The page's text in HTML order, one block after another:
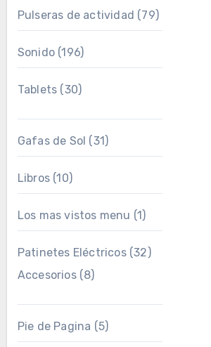
Pulseras de actividad (79)
Sonido(196)
Tablets (30)
Gafas de Sol (31)
Libros(10)
Los mas vistos menu (1)
Patinetes Eléctricos(32)
Accesorios(8)
Pie de Pagina (5)